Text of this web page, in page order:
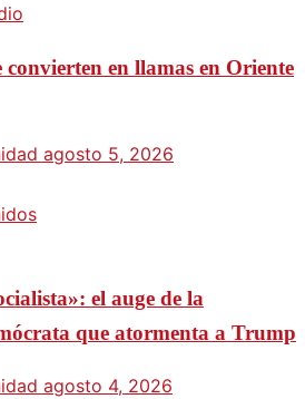
convierten en llamas en Oriente
agosto 5, 2026
el auge de la
que atormenta a Trump
agosto 4, 2026